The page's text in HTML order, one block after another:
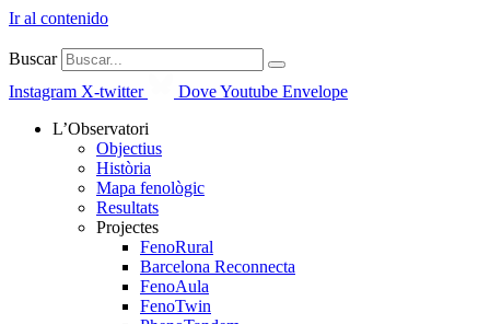
Ir al contenido
Buscar
Instagram X-twitter DoveYoutube Envelope
L’Observatori
Objectius
Història
Mapa fenològic
Resultats
Projectes
FenoRural
Barcelona Reconnecta
FenoAula
FenoTwin